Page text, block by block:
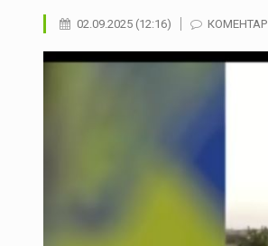
02.09.2025 (12:16) КОМЕНТАР